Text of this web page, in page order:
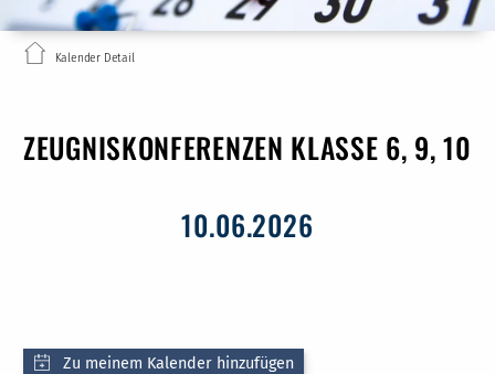
Kalender Detail
ZEUGNISKONFERENZEN KLASSE 6, 9, 10
10.06.2026